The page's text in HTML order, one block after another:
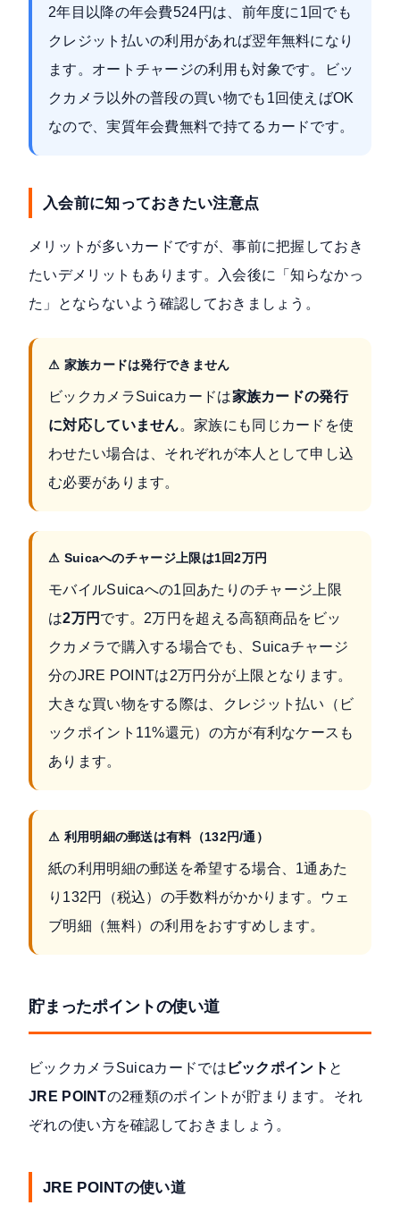
2年目以降の年会費524円は、前年度に1回でも
クレジット払いの利用があれば翌年無料になり
ます。オートチャージの利用も対象です。ビッ
クカメラ以外の普段の買い物でも1回使えばOK
なので、実質年会費無料で持てるカードです。
入会前に知っておきたい注意点
メリットが多いカードですが、事前に把握しておき
たいデメリットもあります。入会後に「知らなかっ
た」とならないよう確認しておきましょう。
⚠ 家族カードは発行できません
ビックカメラSuicaカードは家族カードの発行
に対応していません。家族にも同じカードを使
わせたい場合は、それぞれが本人として申し込
む必要があります。
⚠ Suicaへのチャージ上限は1回2万円
モバイルSuicaへの1回あたりのチャージ上限
は2万円 です。2万円を超える高額商品をビッ
クカメラで購入する場合でも、Suicaチャージ
分のJRE POINTは2万円分が上限となります。
大きな買い物をする際は、クレジット払い（ビ
ックポイント11%還元）の方が有利なケースも
あります。
⚠ 利用明細の郵送は有料（132円/通）
紙の利用明細の郵送を希望する場合、1通あた
り132円（税込）の手数料がかかります。ウェ
ブ明細（無料）の利用をおすすめします。
貯まったポイントの使い道
ビックカメラSuicaカードでは ビックポイント と
JRE POINTの2種類のポイントが貯まります。それ
ぞれの使い方を確認しておきましょう。
JRE POINTの使い道